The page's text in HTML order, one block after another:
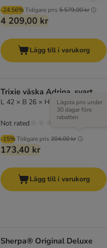
-24.56%Tidigare pris 5 579,00 kr
4 209,00 kr
Lägg till i varukorg
Trixie väska Adrina, svart
L 42 × B 26 × H 27 cm
-15%Tidigare pris 204,00 kr
Lägsta pris under
30 dagar före
rabatten
173,40 kr
Not rated
Lägg till i varukorg
Sherpa® Original Deluxe